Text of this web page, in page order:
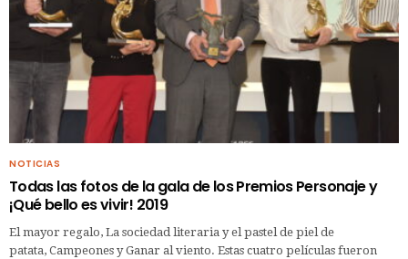
NOTICIAS
Todas las fotos de la gala de los Premios Personaje y
¡Qué bello es vivir! 2019
El mayor regalo, La sociedad literaria y el pastel de piel de
patata, Campeones y Ganar al viento. Estas cuatro películas fueron